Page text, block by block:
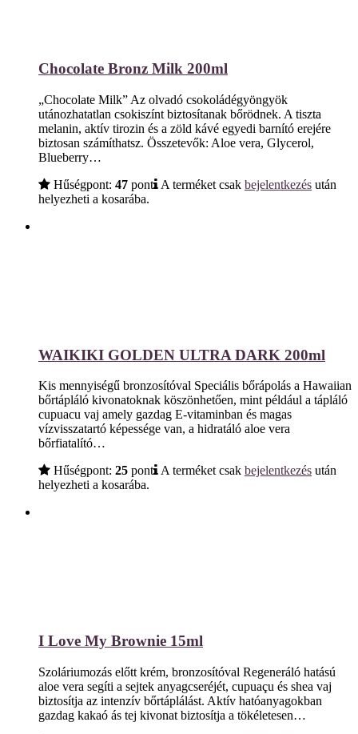
Chocolate Bronz Milk 200ml
„Chocolate Milk” Az olvadó csokoládégyöngyök
utánozhatatlan csokiszínt biztosítanak bőrödnek. A tiszta
melanin, aktív tirozin és a zöld kávé egyedi barnító erejére
biztosan számíthatsz. Összetevők: Aloe vera, Glycerol,
Blueberry…
Hűségpont: 47 pont A terméket csak bejelentkezés után
helyezheti a kosarába.
WAIKIKI GOLDEN ULTRA DARK 200ml
Kis mennyiségű bronzosítóval Speciális bőrápolás a Hawaiian
bőrtápláló kivonatoknak köszönhetően, mint például a tápláló
cupuacu vaj amely gazdag E-vitaminban és magas
vízvisszatartó képessége van, a hidratáló aloe vera
bőrfiatalító…
Hűségpont: 25 pont A terméket csak bejelentkezés után
helyezheti a kosarába.
I Love My Brownie 15ml
Szoláriumozás előtt krém, bronzosítóval Regeneráló hatású
aloe vera segíti a sejtek anyagcseréjét, cupuaçu és shea vaj
biztosítja az intenzív bőrtáplálást. Aktív hatóanyagokban
gazdag kakaó ás tej kivonat biztosítja a tökéletesen…